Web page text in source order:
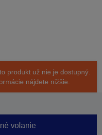
produkt už nie je dostupný.
nájdete nižšie.
volanie